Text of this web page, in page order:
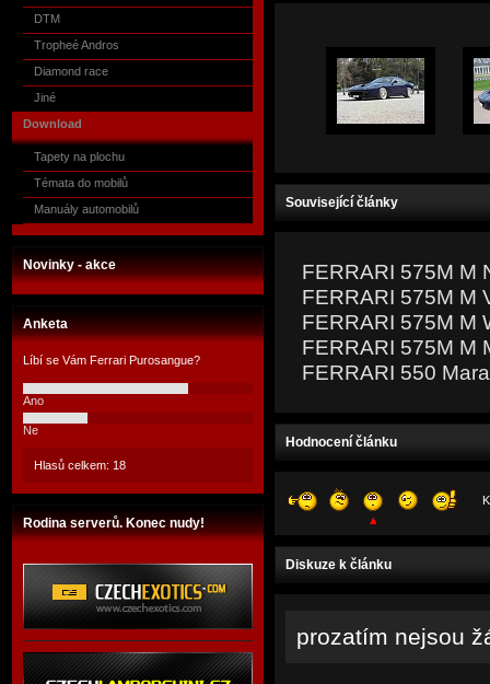
DTM
Tropheé Andros
Diamond race
Jiné
Download
Tapety na plochu
Témata do mobilů
Manuály automobilů
Novinky - akce
Anketa
Líbí se Vám Ferrari Purosangue?
Ano
Ne
Hlasů celkem: 18
Rodina serverů. Konec nudy!
Související články
FERRARI 575M M
FERRARI 575M M
FERRARI 575M M
FERRARI 575M M
FERRARI 550
Hodnocení článku
Diskuze k článku
prozatím nejsou